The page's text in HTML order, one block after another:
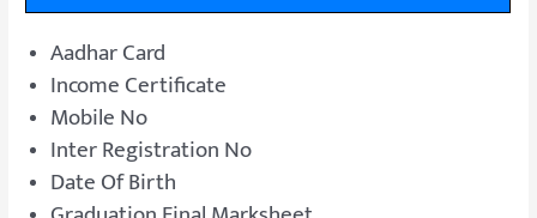
Aadhar Card
Income Certificate
Mobile No
Inter Registration No
Date Of Birth